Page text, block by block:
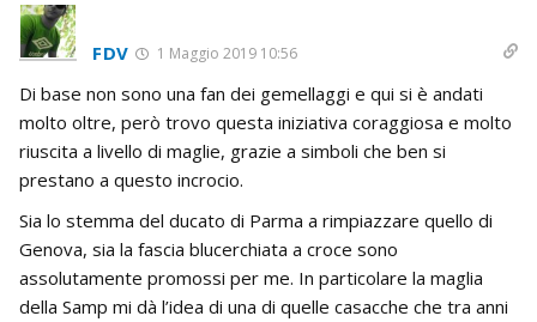
FDV 1 Maggio 2019 10:56
Di base non sono una fan dei gemellaggi e qui si è andati
molto oltre, però trovo questa iniziativa coraggiosa e molto
riuscita a livello di maglie, grazie a simboli che ben si
prestano a questo incrocio.
Sia lo stemma del ducato di Parma a rimpiazzare quello di
Genova, sia la fascia blucerchiata a croce sono
assolutamente promossi per me. In particolare la maglia
della Samp mi dà l’idea di una di quelle casacche che tra anni